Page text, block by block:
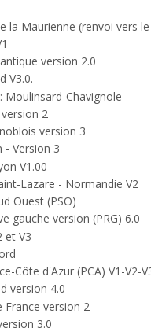
la Maurienne (renvoi vers
version 2.0
V3.0.
Moulinsard-Chavignole
2
version 3
- Version 3
V1.00
Lazare - Normandie V2
Ouest (PSO)
gauche version (PRG) 6.0
et V3
Côte d'Azur (PCA) V1-V2-
version 4.0
France version 2
3.0